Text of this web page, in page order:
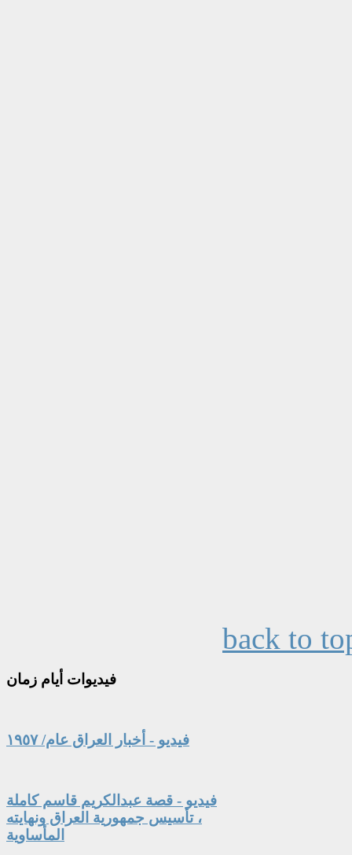
back to
فيديوات أيام زمان
فيديو - أخبار العراق عام/ ١٩٥٧
فيديو - قصة عبدالكريم قاسم كاملة
، تأسيس جمهورية العراق ونهايته
المأساوية